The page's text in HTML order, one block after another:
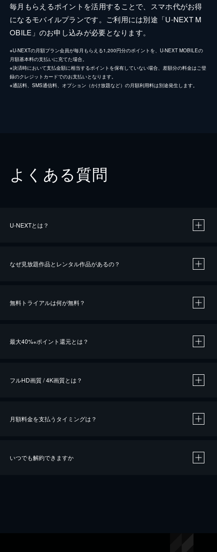
毎月もらえるポイントを活用することで、スマホ代がお得
になるモバイルプランです。ご利用には別途「U-NEXT M
OBILE」のお申し込みが必要となります。
※U-NEXTの月額プラン会員が毎月もらえる1,200円分のポイントを、U-NEXT MOBILEの
月額基本料の支払いに充てた場合。
※決済時において支払金額に相当するポイントを保有していない場合、差額分の料金はご登
録のクレジットカードでのお支払いとなります。
※通話料、SMS通信料、オプション（かけ放題など）の月額利用料は別途発生します。
よくある質問
U-NEXTとは？
なぜ見放題作品とレンタル作品があるの？
無料トライアルは何が無料？
最大40%※ポイント還元とは？
※40％ポイント還元の対象は、クレジットカード決済による作品の購入 / レンタルです。
iOSアプリのUコイン決済による作品の購入 / レンタルは、20％のポイント還元です。
フルHD画質 / 4K画質とは？
月額料金を支払うタイミングは？
いつでも解約できますか